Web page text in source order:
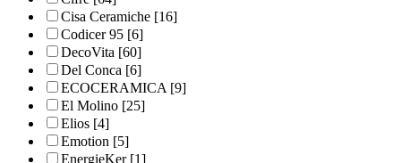
Cisa Ceramiche [16]
Codicer 95 [6]
DecoVita [60]
Del Conca [6]
ECOCERAMICA[9]
El Molino [25]
Elios [4]
Emotion [5]
EnergieKer[1]